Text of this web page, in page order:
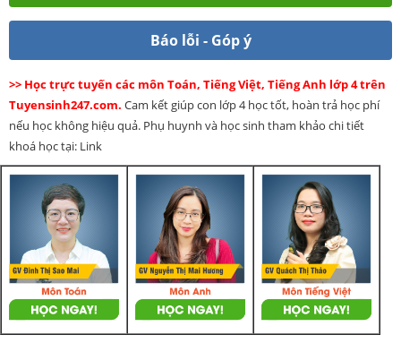
Báo lỗi - Góp ý
>> Học trực tuyến các môn Toán, Tiếng Việt, Tiếng Anh lớp 4 trên
Tuyensinh247.com. Cam kết giúp con lớp 4 học tốt, hoàn trả học phí
nếu học không hiệu quả. Phụ huynh và học sinh tham khảo chi tiết
khoá học tại: Link